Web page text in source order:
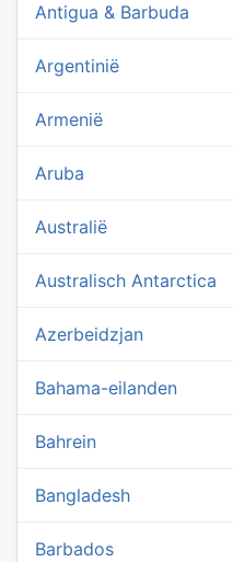
Antigua & Barbuda
Argentinië
Armenië
Aruba
Australië
Australisch Antarctica
Azerbeidzjan
Bahama-eilanden
Bahrein
Bangladesh
Barbados